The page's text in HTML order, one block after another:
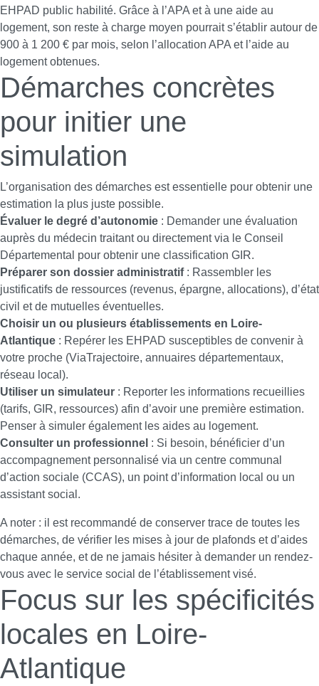
EHPAD public habilité. Grâce à l’APA et à une aide au
logement, son reste à charge moyen pourrait s’établir autour de
900 à 1 200 € par mois, selon l’allocation APA et l’aide au
logement obtenues.
Démarches concrètes
pour initier une
simulation
L’organisation des démarches est essentielle pour obtenir une
estimation la plus juste possible.
Évaluer le degré d’autonomie : Demander une évaluation
auprès du médecin traitant ou directement via le Conseil
Départemental pour obtenir une classification GIR.
Préparer son dossier administratif: Rassembler les
justificatifs de ressources (revenus, épargne, allocations), d’état
civil et de mutuelles éventuelles.
Choisir un ou plusieurs établissements en Loire-
Atlantique : Repérer les EHPAD susceptibles de convenir à
votre proche (ViaTrajectoire, annuaires départementaux,
réseau local).
Utiliser un simulateur : Reporter les informations recueillies
(tarifs, GIR, ressources) afin d’avoir une première estimation.
Penser à simuler également les aides au logement.
Consulter un professionnel : Si besoin, bénéficier d’un
accompagnement personnalisé via un centre communal
d’action sociale (CCAS), un point d’information local ou un
assistant social.
A noter : il est recommandé de conserver trace de toutes les
démarches, de vérifier les mises à jour de plafonds et d’aides
chaque année, et de ne jamais hésiter à demander un rendez-
vous avec le service social de l’établissement visé.
Focus sur les spécificités
locales en Loire-
Atlantique